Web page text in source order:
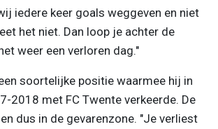
iedere keer goals weggeven en niet
het niet. Dan loop je achter de
weer een verloren dag."
soortelijke positie waarmee hij in
2018 met FC Twente verkeerde. De
dus in de gevarenzone. "Je verliest